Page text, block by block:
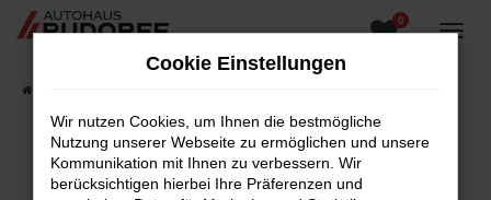
Zum
0
Cookie Einstellungen
Wir nutzen Cookies, um Ihnen die bestmögliche
Nutzung unserer Webseite zu ermöglichen und unsere
Kommunikation mit Ihnen zu verbessern. Wir
berücksichtigen hierbei Ihre Präferenzen und